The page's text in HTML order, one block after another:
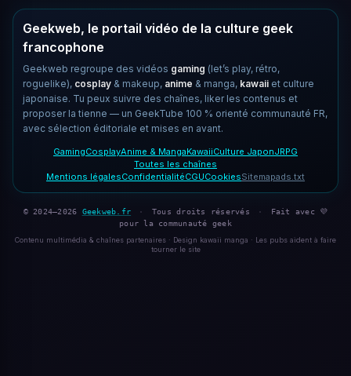
Geekweb, le portail vidéo de la culture geek
francophone
Geekweb regroupe des vidéos gaming (let’s play, rétro,
roguelike), cosplay & makeup, anime & manga, kawaii et culture
japonaise. Tu peux suivre des chaînes, liker les contenus et
proposer la tienne — un GeekTube 100 % orienté communauté FR,
avec sélection éditoriale et mises en avant.
GamingCosplayAnime & MangaKawaiiCulture JaponJRPG
Toutes les chaînes
Mentions légalesConfidentialitéCGUCookiesSitemapads.txt
© 2024–2026 Geekweb.fr · Tous droits réservés ·
Fait avec 💜
pour la communauté geek
Contenu multimédia & chaînes partenaires · Design kawaii manga · Les pubs aident à faire
tourner le site